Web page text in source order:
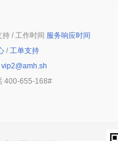
/ 工作时间 服务响应时间
/ 工单支持
vip2@amh.sh
400-655-168#